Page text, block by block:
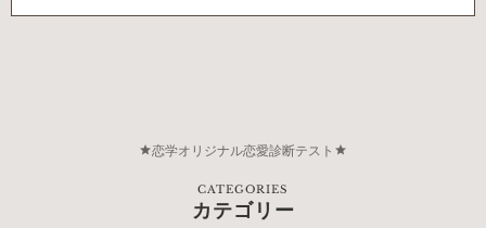
恋学オリジナル恋愛診断テスト
CATEGORIES
カテゴリー